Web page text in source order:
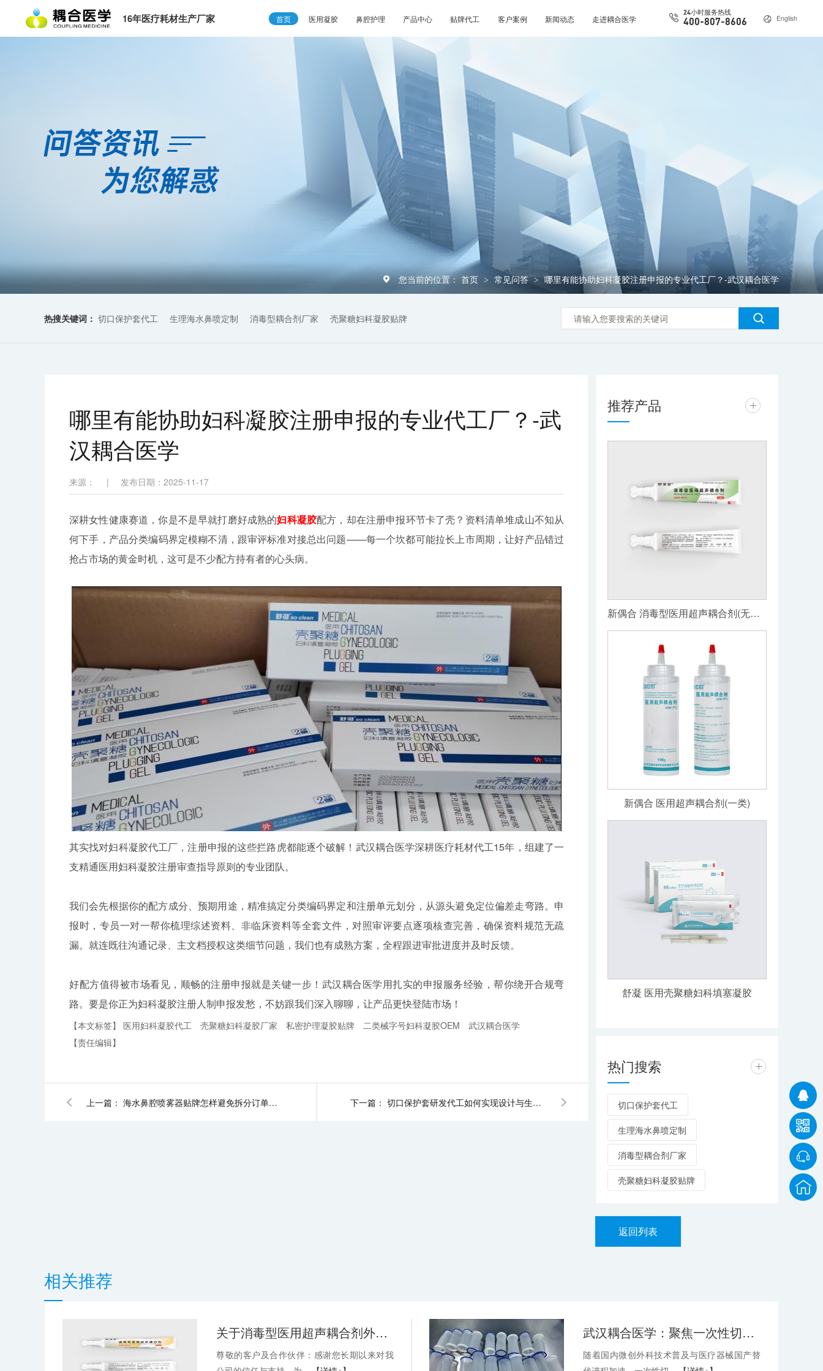
16年医疗耗材生产厂家 English
24小时服务热线
400-807-8606
首页 医用凝胶 鼻腔护理 产品中心 贴牌代工 客户案例 新闻动态 走进耦合医学
您当前的位置： 首页 > 常见问答 > 哪里有能协助妇科凝胶注册申报的专业代工厂？-武汉耦合医学
热搜关键词： 切口保护套代工 生理海水鼻喷定制 消毒型耦合剂厂家 壳聚糖妇科凝胶贴牌
哪里有能协助妇科凝胶注册申报的专业代工厂？-武
汉耦合医学
来源： | 发布日期：2025-11-17
深耕女性健康赛道，你是不是早就打磨好成熟的妇科凝胶配方，却在注册申报环节卡了壳？资料清单堆成山不知从
何下手，产品分类编码界定模糊不清，跟审评标准对接总出问题——每一个坎都可能拉长上市周期，让好产品错过
抢占市场的黄金时机，这可是不少配方持有者的心头病。
其实找对妇科凝胶代工厂，注册申报的这些拦路虎都能逐个破解！武汉耦合医学深耕医疗耗材代工15年，组建了一
支精通医用妇科凝胶注册审查指导原则的专业团队。
我们会先根据你的配方成分、预期用途，精准搞定分类编码界定和注册单元划分，从源头避免定位偏差走弯路。申
报时，专员一对一帮你梳理综述资料、非临床资料等全套文件，对照审评要点逐项核查完善，确保资料规范无疏
漏。就连既往沟通记录、主文档授权这类细节问题，我们也有成熟方案，全程跟进审批进度并及时反馈。
好配方值得被市场看见，顺畅的注册申报就是关键一步！武汉耦合医学用扎实的申报服务经验，帮你绕开合规弯
路。要是你正为妇科凝胶注册人制申报发愁，不妨跟我们深入聊聊，让产品更快登陆市场！
【本文标签】 医用妇科凝胶代工 壳聚糖妇科凝胶厂家 私密护理凝胶贴牌 二类械字号妇科凝胶OEM
武汉耦合医学
【责任编辑】
上一篇： 海水鼻腔喷雾器贴牌怎样避免拆分订单、四处寻厂的麻烦？-武汉耦合医学 下一篇： 切口保护套研发代工如何实现设计与生产的精准匹配？-武汉耦合医学
推荐产品 +
新偶合 消毒型医用超声耦合剂(无菌级)
新偶合 医用超声耦合剂(一类)
舒凝 医用壳聚糖妇科填塞凝胶
热门搜索 +
切口保护套代工
生理海水鼻喷定制
消毒型耦合剂厂家
壳聚糖妇科凝胶贴牌
返回列表
相关推荐
关于消毒型医用超声耦合剂外包装装箱方式变更的通知-武汉耦合医学
尊敬的客户及合作伙伴：感谢您长期以来对我
武汉耦合医学：聚焦一次性切口保护套OEM，深耕微创耗材定制代工领域
随着国内微创外科技术普及与医疗器械国产替